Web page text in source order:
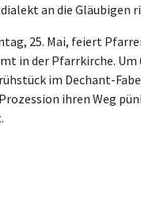
an die Gläubigen
25. Mai, feiert
in der Pfarrkirche.
im Dechant-
ihren Weg